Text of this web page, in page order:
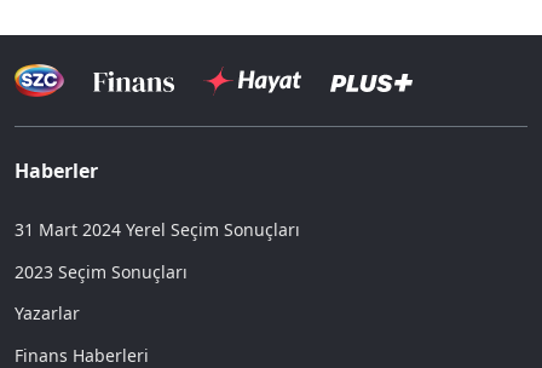
Haberler
31 Mart 2024 Yerel Seçim Sonuçları
2023 Seçim Sonuçları
Yazarlar
Finans Haberleri